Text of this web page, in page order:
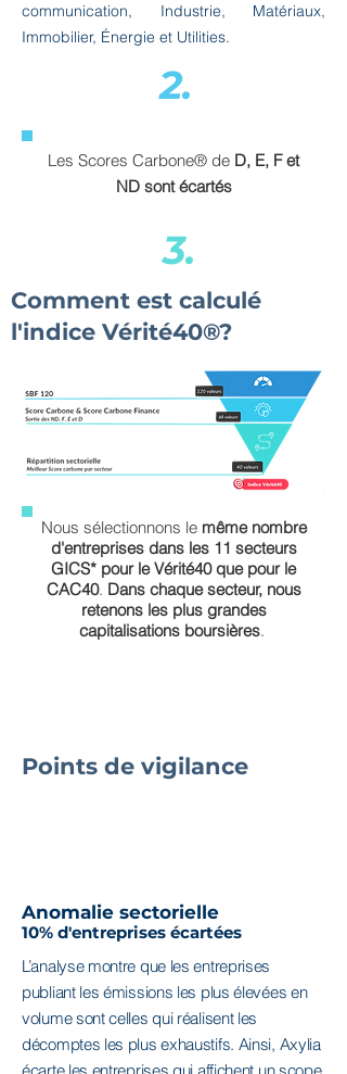
communication, Industrie, Matériaux,
Immobilier, Énergie et Utilities.
2.
Les Scores Carbone® de D, E, F et
ND sont écartés
3.
Comment est calculé
l'indice Vérité40®?
Nous sélectionnons le même nombre
d'entreprises dans les 11 secteurs
GICS* pour le Vérité40 que pour le
CAC40. Dans chaque secteur, nous
retenons les plus grandes
capitalisations boursières.
Points de vigilance
Anomalie sectorielle
10% d'entreprises écartées
L’analyse montre que les entreprises
publiant les émissions les plus élevées en
volume sont celles qui réalisent les
décomptes les plus exhaustifs. Ainsi, Axylia